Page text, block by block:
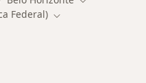
Federal) Mudar de cidade